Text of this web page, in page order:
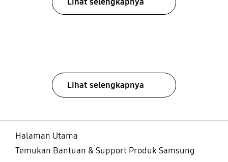
Lihat selengkapnya
Halaman Utama
Temukan Bantuan & Support Produk Samsung